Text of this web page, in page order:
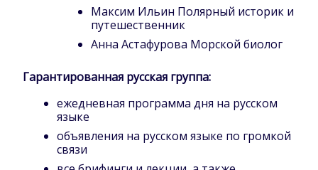
Максим Ильин Полярный историк и
путешественник
Анна Астафурова Морской биолог
Гарантированная русская группа:
ежедневная программа дня на русском
языке
объявления на русском языке по громкой
связи